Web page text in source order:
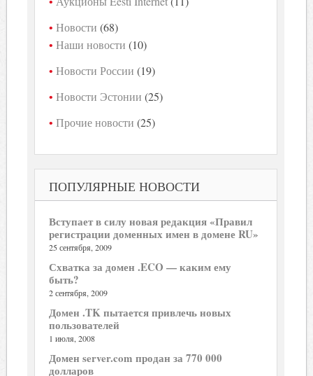
Новости (68)
Наши новости (10)
Новости России (19)
Новости Эстонии (25)
Прочие новости (25)
ПОПУЛЯРНЫЕ НОВОСТИ
Вступает в силу новая редакция «Правил
регистрации доменных имен в домене RU»
25 сентября, 2009
Схватка за домен .ECO — каким ему
быть?
2 сентября, 2009
Домен .TK пытается привлечь новых
пользователей
1 июля, 2008
Домен server.com продан за 770 000
долларов